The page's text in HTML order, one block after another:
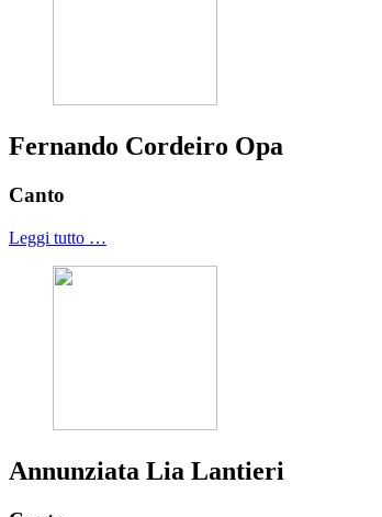
Fernando Cordeiro Opa
Canto
Leggi tutto …
Annunziata Lia Lantieri